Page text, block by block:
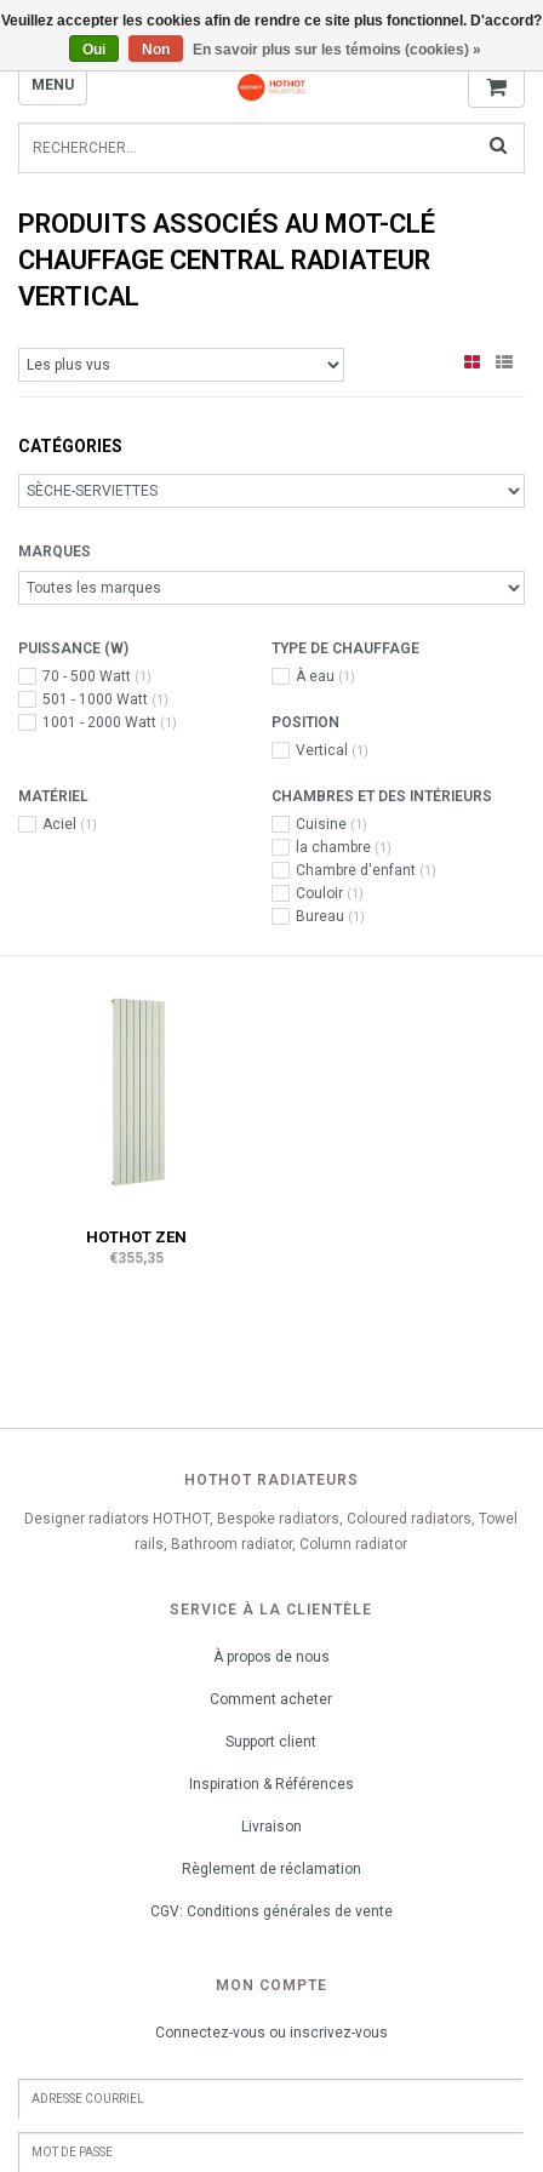
INFO@RADIATORS.SHOP
MENU
PRODUITS ASSOCIÉS AU MOT-CLÉ
CHAUFFAGE CENTRAL RADIATEUR
VERTICAL
CATÉGORIES
MARQUES
PUISSANCE (W)
70 - 500 Watt (1)
501 - 1000 Watt (1)
1001 - 2000 Watt (1)
TYPE DE CHAUFFAGE
À eau (1)
POSITION
Vertical
(1)
MATÉRIEL
Aciel
(1)
CHAMBRES ET DES INTÉRIEURS
Cuisine (1)
la chambre (1)
Chambre d'enfant (1)
Couloir (1)
Bureau (1)
HOTHOT ZEN
€355,35
HOTHOT RADIATEURS
Designer radiators HOTHOT, Bespoke radiators, Coloured radiators, Towel
rails, Bathroom radiator, Column radiator
SERVICE À LA CLIENTÈLE
À propos de nous
Comment acheter
Support client
Inspiration & Références
Livraison
Règlement de réclamation
CGV: Conditions générales de vente
MON COMPTE
Connectez-vous ou inscrivez-vous
Veuillez accepter les cookies afin de rendre ce site plus fonctionnel. D'accord?
Oui
Non En savoir plus sur les témoins (cookies) »